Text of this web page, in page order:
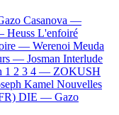
Casanova —
Heuss L'enfoiré
— Werenoi Meuda
— Josman Interlude
1 2 3 4 — ZOKUSH
Kamel Nouvelles
DIE — Gazo